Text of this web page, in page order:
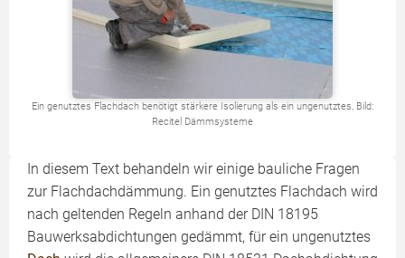
Ein genutztes Flachdach benötigt stärkere Isolierung als ein ungenutztes, Bild:
Recitel Dämmsysteme
In diesem Text behandeln wir einige bauliche Fragen
zur Flachdachdämmung. Ein genutztes Flachdach wird
nach geltenden Regeln anhand der DIN 18195
Bauwerksabdichtungen gedämmt, für ein ungenutztes